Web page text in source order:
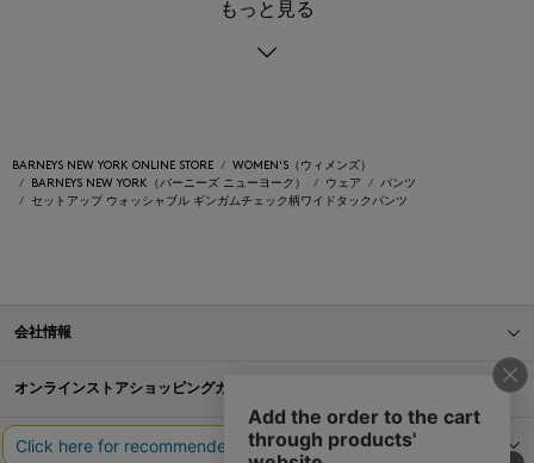
もっと見る
BARNEYS NEW YORK ONLINE STORE
WOMEN'S（ウィメンズ）
BARNEYS NEW YORK（バーニーズ ニューヨーク）
ウェア
パンツ
セットアップ ウォッシャブル ギンガムチェック柄ワイドタックパンツ
会社情報
オンラインストアショッピングガイド
店舗情報